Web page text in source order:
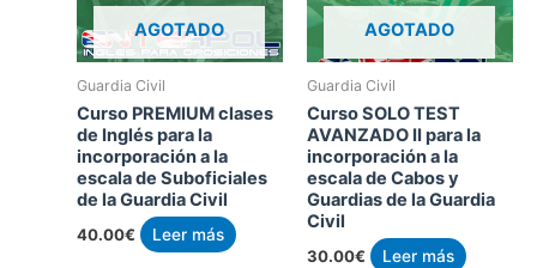
AGOTADO
Guardia Civil
Curso PREMIUM clases
de Inglés para la
incorporación a la
escala de Suboficiales
de la Guardia Civil
40.00€ Leer más
AGOTADO
Guardia Civil
Curso SOLO TEST
AVANZADO II para la
incorporación a la
escala de Cabos y
Guardias de la Guardia
Civil
30.00€ Leer más